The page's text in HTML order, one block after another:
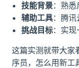
技能背景：熟
辅助工具：腾
挑战目标：实
这篇实测就带大家
序员，怎么用新工